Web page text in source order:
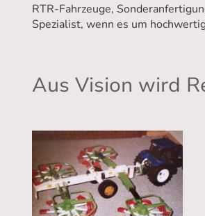
RTR-Fahrzeuge,
Spezialist, wenn es um
Aus Vision wird